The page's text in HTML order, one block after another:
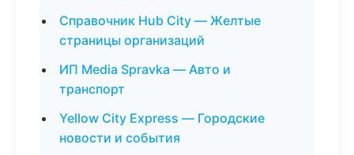
Справочник Hub City — Желтые
страницы организаций
ИП Media Spravka — Авто и
транспорт
Yellow City Express — Городские
новости и события